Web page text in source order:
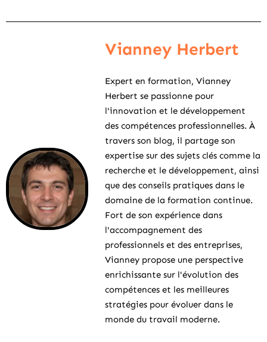
Vianney Herbert
Expert en formation, Vianney
Herbert se passionne pour
l'innovation et le développement
des compétences professionnelles. À
travers son blog, il partage son
expertise sur des sujets clés comme la
recherche et le développement, ainsi
que des conseils pratiques dans le
domaine de la formation continue.
Fort de son expérience dans
l'accompagnement des
professionnels et des entreprises,
Vianney propose une perspective
enrichissante sur l'évolution des
compétences et les meilleures
stratégies pour évoluer dans le
monde du travail moderne.